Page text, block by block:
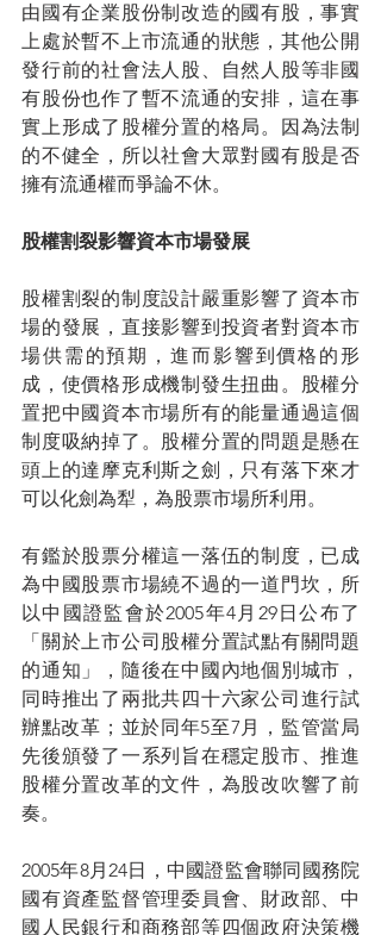
由國有企業股份制改造的國有股，事實
上處於暫不上市流通的狀態，其他公開
發行前的社會法人股、自然人股等非國
有股份也作了暫不流通的安排，這在事
實上形成了股權分置的格局。因為法制
的不健全，所以社會大眾對國有股是否
擁有流通權而爭論不休。
股權割裂影響資本市場發展
股權割裂的制度設計嚴重影響了資本市
場的發展，直接影響到投資者對資本市
場供需的預期，進而影響到價格的形
成，使價格形成機制發生扭曲。股權分
置把中國資本市場所有的能量通過這個
制度吸納掉了。股權分置的問題是懸在
頭上的達摩克利斯之劍，只有落下來才
可以化劍為犁，為股票市場所利用。
有鑑於股票分權這一落伍的制度，已成
為中國股票市場繞不過的一道門坎，所
以中國證監會於2005年4月29日公布了
「關於上市公司股權分置試點有關問題
的通知」，隨後在中國內地個別城市，
同時推出了兩批共四十六家公司進行試
辦點改革；並於同年5至7月，監管當局
先後頒發了一系列旨在穩定股市、推進
股權分置改革的文件，為股改吹響了前
奏。
2005年8月24日，中國證監會聯同國務院
國有資產監督管理委員會、財政部、中
國人民銀行和商務部等四個政府決策機